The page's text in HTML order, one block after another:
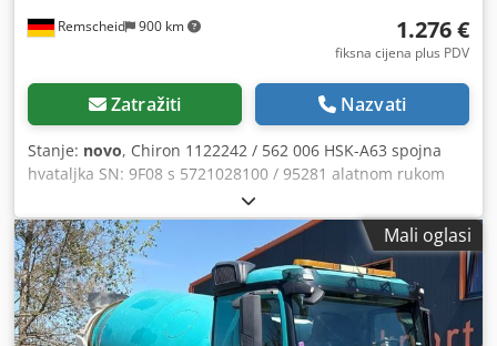
Remscheid 900 km 1.276 €
fiksna cijena plus PDV
Zatražiti Nazvati
Stanje: novo, Chiron 1122242 / 562 006 HSK-A63 spojna
hvataljka SN: 9F08 s 5721028100 / 95281 alatnom rukom
1088539/00 CW49/15, nekorišteno, 100% ispravno,
isporuka prema fotografijama Dcsdpfx Aozpcv Rok Ujk
Mali oglasi